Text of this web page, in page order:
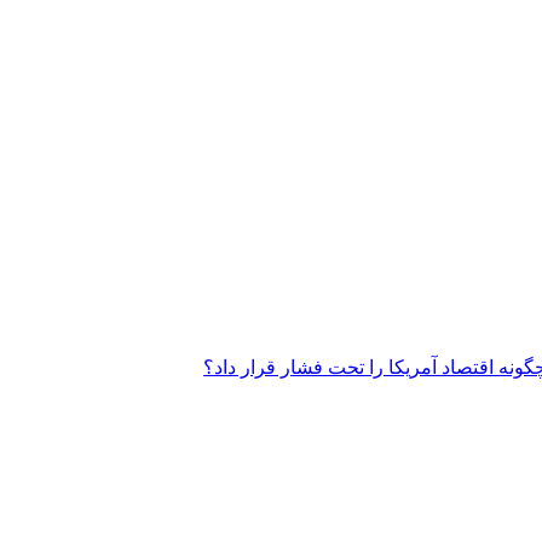
اقتصاد آمریکا را تحت فشار قرار داد؟